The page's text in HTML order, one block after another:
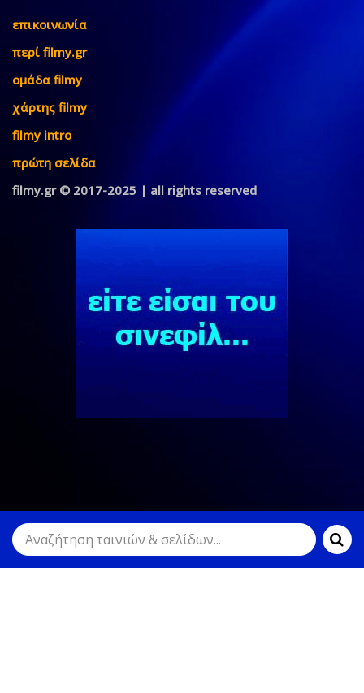
επικοινωνία
περί filmy.gr
ομάδα filmy
χάρτης filmy
filmy intro
πρώτη σελίδα
filmy.gr © 2017-2025 | all rights reserved